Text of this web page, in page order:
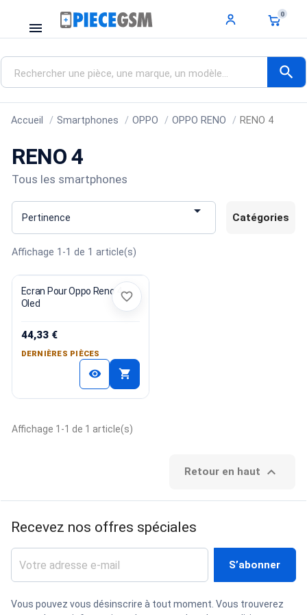
menu
0
search
Accueil Smartphones OPPO OPPO RENO RENO 4
RENO 4
Tous les smartphones
Pertinence  Catégories
Affichage 1-1 de 1 article(s)
Ecran Pour Oppo Reno 4
Oled
44,33 €
DERNIÈRES PIÈCES
visibility shopping_cart
favorite_border
Affichage 1-1 de 1 article(s)
Retour en haut 
Recevez nos offres spéciales
Vous pouvez vous désinscrire à tout moment. Vous trouverez